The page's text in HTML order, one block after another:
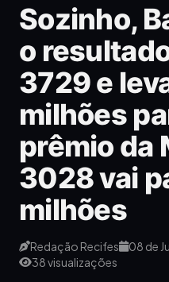
Sozinho,
o
3729 e
milhões
prêmio da
3028 vai
milhões
Redação Recifes
08 de
38 visualizações